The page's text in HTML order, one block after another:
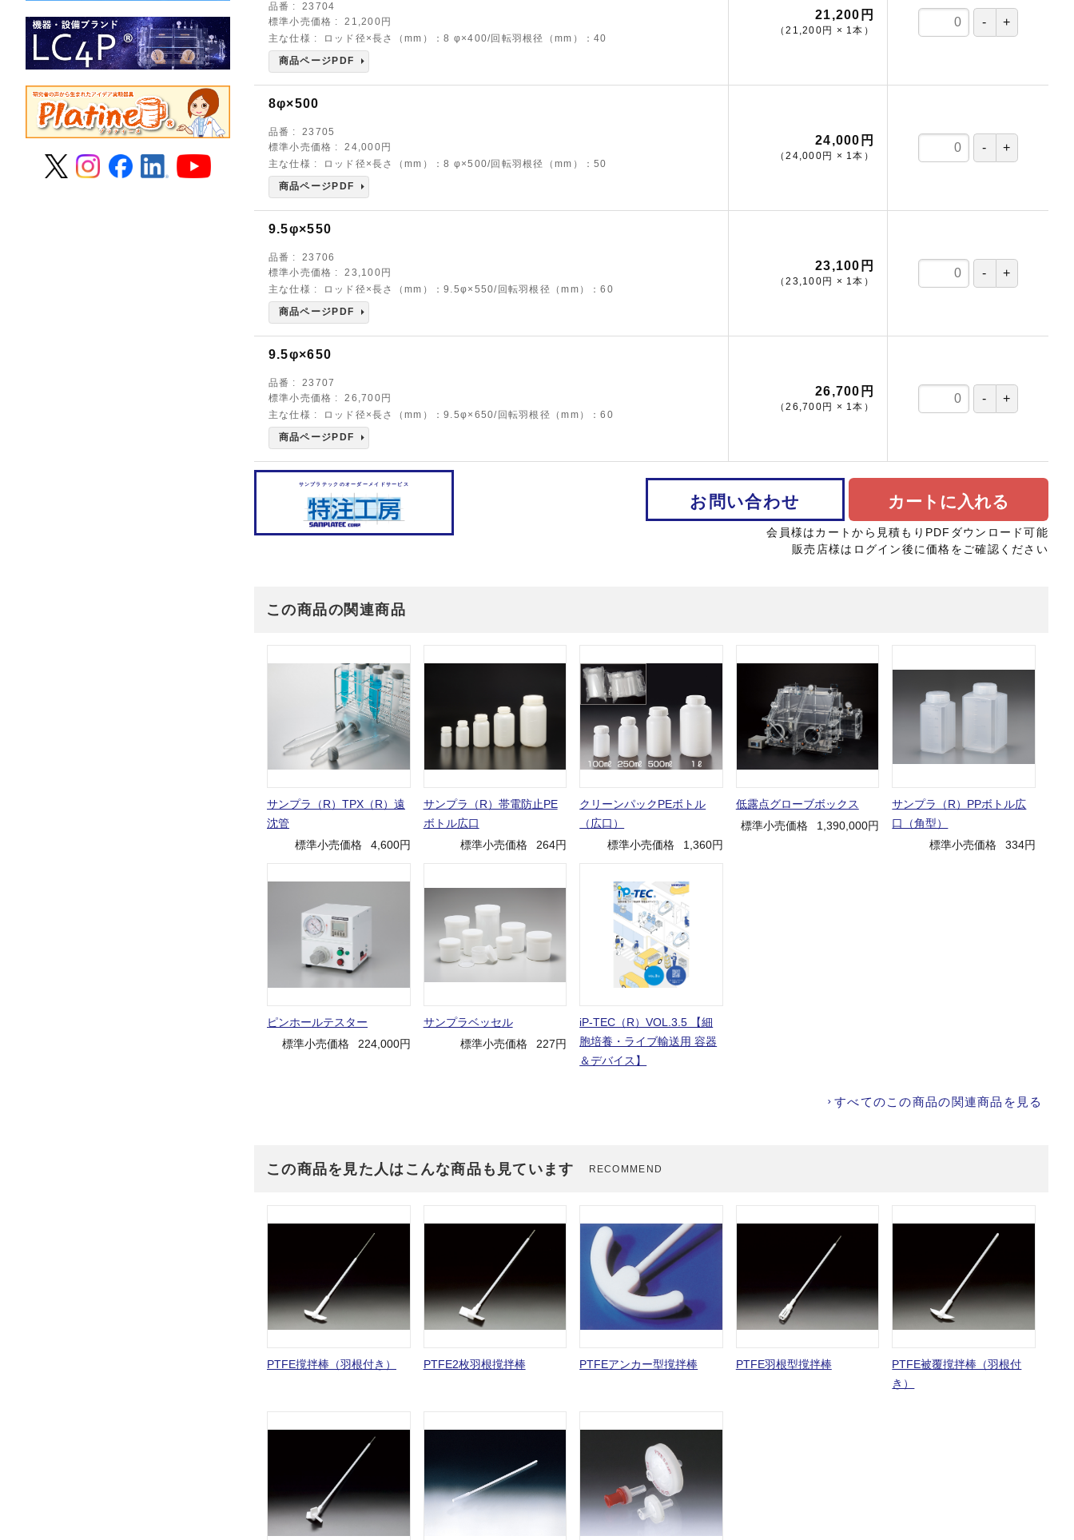
品番
23704
標準小売価格
21,200円
主な仕様
ロッド径×長さ（mm）：8 φ×400/回転羽根径（mm）：40
商品ページPDF
21,200円
（21,200円 × 1本 ）
8φ×500
品番
23705
標準小売価格
24,000円
主な仕様
ロッド径×長さ（mm）：8 φ×500/回転羽根径（mm）：50
商品ページPDF
24,000円
（24,000円 × 1本 ）
9.5φ×550
品番
23706
標準小売価格
23,100円
主な仕様
ロッド径×長さ（mm）：9.5φ×550/回転羽根径（mm）：60
商品ページPDF
23,100円
（23,100円 × 1本 ）
9.5φ×650
品番
23707
標準小売価格
26,700円
主な仕様
ロッド径×長さ（mm）：9.5φ×650/回転羽根径（mm）：60
商品ページPDF
26,700円
（26,700円 × 1本 ）
サンプラテックのオーダーメイドサービス
お問い合わせ カートに入れる
会員様はカートから見積もりPDFダウンロード可能
販売店様はログイン後に価格をご確認ください
この商品の関連商品
サンプラ（R）TPX（R）遠
沈管
標準小売価格
4,600円
サンプラ（R）帯電防止PE
ボトル広口
標準小売価格
264円
クリーンパックPEボトル
（広口）
標準小売価格
1,360円
低露点グローブボックス
標準小売価格
1,390,000円
サンプラ（R）PPボトル広
口（角型）
標準小売価格
334円
ピンホールテスター
標準小売価格
224,000円
サンプラベッセル
標準小売価格
227円
iP-TEC（R）VOL.3.5 【細
胞培養・ライブ輸送用 容器
＆デバイス】
すべてのこの商品の関連商品を見る
この商品を見た人はこんな商品も見ています RECOMMEND
PTFE撹拌棒（羽根付き） PTFE2枚羽根撹拌棒 PTFEアンカー型撹拌棒 PTFE羽根型撹拌棒
PTFE被覆撹拌棒（羽根付
き）